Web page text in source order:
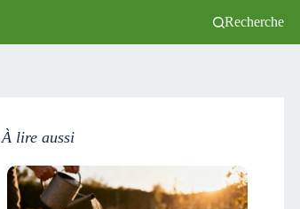
Recherche
À lire aussi